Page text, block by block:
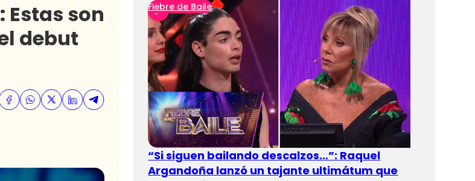
Estas son
debut
Fiebre de Baile
“Si siguen bailando descalzos…”: Raquel
Argandoña lanzó un tajante ultimátum que